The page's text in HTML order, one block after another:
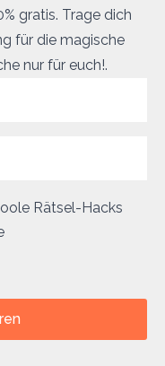
gratis. Trage dich
für die magische
nur für euch!.
Rätsel-Hacks